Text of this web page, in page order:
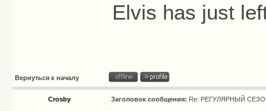
Elvis has just
Вернуться к началу
Crosby Заголовок сообщения: Re: РЕГУЛЯРНЫЙ